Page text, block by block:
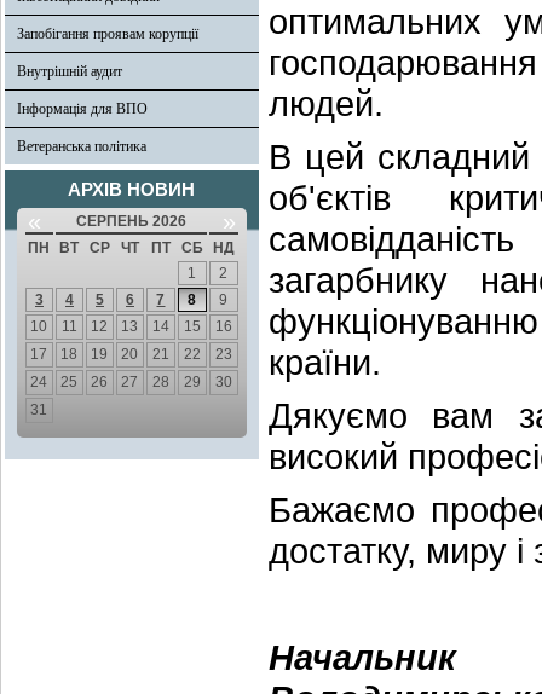
Запобігання проявам корупції
Внутрішній аудит
Інформація для ВПО
Ветеранська політика
АРХІВ НОВИН
« СЕРПЕНЬ 2026 »
ПН ВТ СР ЧТ ПТ СБ
НД
1
2
3
4 5 6 7 8
9
10
11 12 13 14 15
16
17
18 19 20 21 22
23
24
25 26 27 28 29
30
31
оптимальних
людей.
В цей складний
об'єктів
загарбнику
країни.
Дякуємо вам
високий
Бажаємо
достатку, миру
Начальник